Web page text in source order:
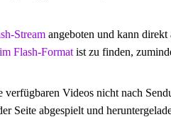
Stream angeboten und kann direkt
Flash-Format ist zu finden,
Videos nicht nach
Seite abgespielt und